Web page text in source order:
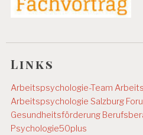
Links
Arbeitspsychologie-Team
Arbeitspsychologie Salzburg
Gesundheitsförderung
Psychologie50plus